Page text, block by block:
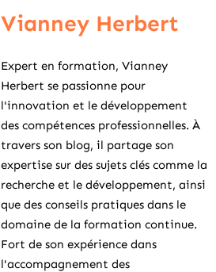
Vianney Herbert
Expert en formation, Vianney
Herbert se passionne pour
l'innovation et le développement
des compétences professionnelles. À
travers son blog, il partage son
expertise sur des sujets clés comme la
recherche et le développement, ainsi
que des conseils pratiques dans le
domaine de la formation continue.
Fort de son expérience dans
l'accompagnement des